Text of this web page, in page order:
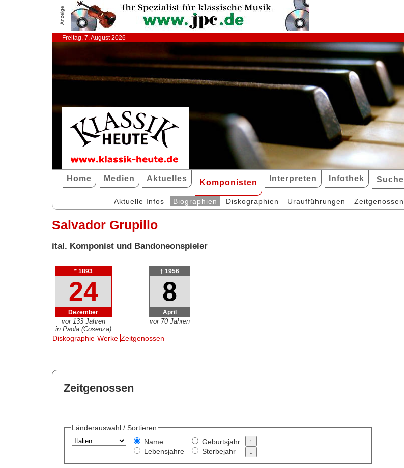
Anzeige
Freitag, 7. August 2026
Home Medien Aktuelles Komponisten Interpreten Infothek Suche
Aktuelle Infos Biographien Diskographien Uraufführungen Zeitgenossen
Salvador Grupillo
ital. Komponist und Bandoneonspieler
* 1893
24
Dezember
vor 133 Jahren
in Paola (Cosenza)
† 1956
8
April
vor 70 Jahren
Diskographie Werke Zeitgenossen
Zeitgenossen
Länderauswahl / Sortieren
Name
Lebensjahre
Geburtsjahr
Sterbejahr